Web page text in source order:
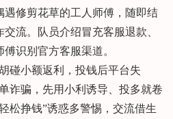
修剪花草的工人师傅，随即结
流。队员介绍冒充客服退款、
识别官方客服渠道。
小额返利，投钱后平台失
诈骗，先用小利诱导、投多就卷
松挣钱”诱惑多警惕，交流借生